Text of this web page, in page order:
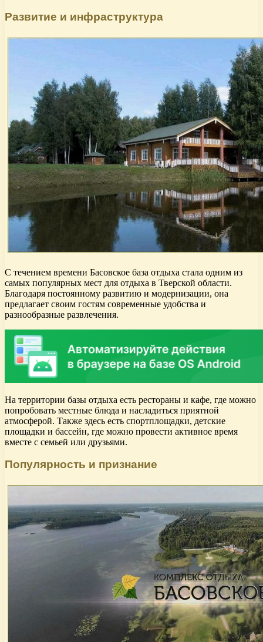
Развитие и инфраструктура
С течением времени Басовское база отдыха стала одним из
самых популярных мест для отдыха в Тверской области.
Благодаря постоянному развитию и модернизации, она
предлагает своим гостям современные удобства и
разнообразные развлечения.
На территории базы отдыха есть рестораны и кафе, где можно
попробовать местные блюда и насладиться приятной
атмосферой. Также здесь есть спортплощадки, детские
площадки и бассейн, где можно провести активное время
вместе с семьей или друзьями.
Популярность и признание